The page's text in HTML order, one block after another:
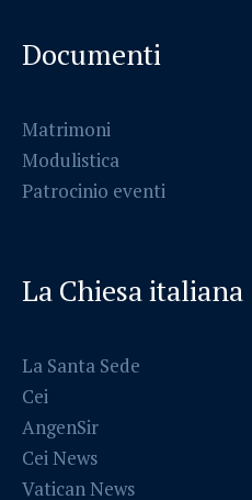
Documenti
Matrimoni
Modulistica
Patrocinio eventi
La Chiesa italiana
La Santa Sede
Cei
AngenSir
Cei News
Vatican News